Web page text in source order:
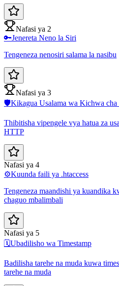
Nafasi ya 2
🔑Jenereta Neno la Siri
Tengeneza nenosiri salama la nasibu
Nafasi ya 3
🛡️Kikagua Usalama wa Kichwa
Thibitisha vipengele vya hatua za
HTTP
Nafasi ya 4
⚙️Kuunda faili ya .htaccess
Tengeneza maandishi ya kuandika
chaguo mbalimbali
Nafasi ya 5
🗓️Ubadilisho wa Timestamp
Badilisha tarehe na muda kuwa
tarehe na muda